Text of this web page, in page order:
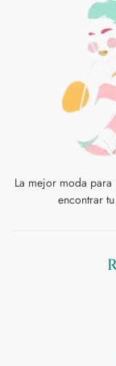
La mejor moda para
encontrar